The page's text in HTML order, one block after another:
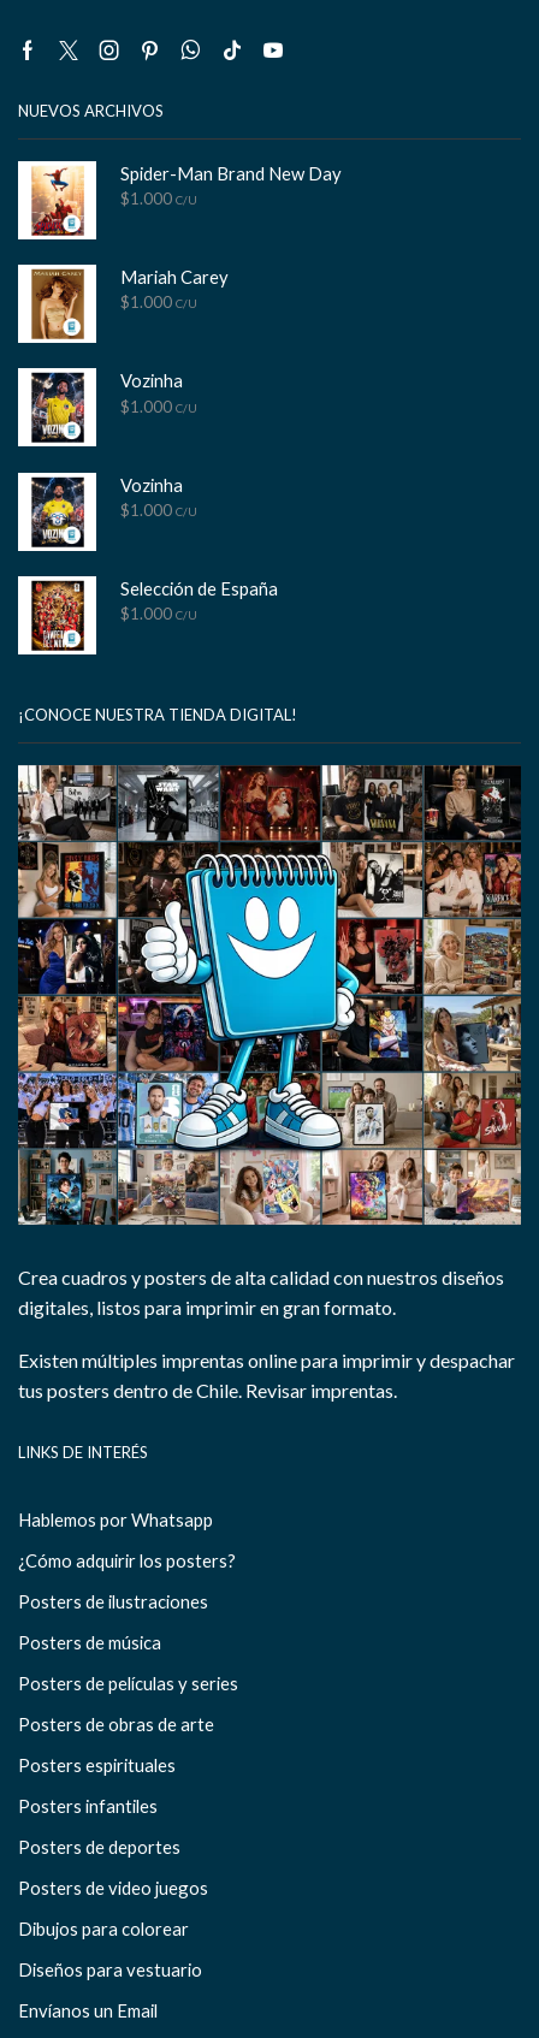
Facebook
TwitterInstagram
PinterestWhatsapp
Tik- Youtube
NUEVOS ARCHIVOS
Spider-Man Brand New Day
$1.000 C/U
Mariah Carey
$1.000 C/U
Vozinha
$1.000 C/U
Vozinha
$1.000 C/U
Selección de España
$1.000 C/U
¡CONOCE NUESTRA TIENDA DIGITAL!
Crea cuadros y posters de alta calidad con nuestros diseños
digitales, listos para imprimir en gran formato.
Existen múltiples imprentas online para imprimir y despachar
tus posters dentro de Chile. Revisar imprentas.
LINKS DE INTERÉS
Hablemos por Whatsapp
¿Cómo adquirir los posters?
Posters de ilustraciones
Posters de música
Posters de películas y series
Posters de obras de arte
Posters espirituales
Posters infantiles
Posters de deportes
Posters de video juegos
Dibujos para colorear
Diseños para vestuario
Envíanos un Email